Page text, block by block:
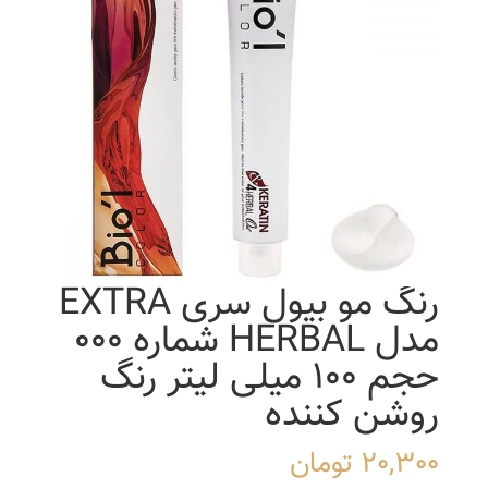
رنگ مو بیول سری EXTRA
مدل HERBAL شماره 000
حجم 100 میلی لیتر رنگ
روشن کننده
20,300 تومان